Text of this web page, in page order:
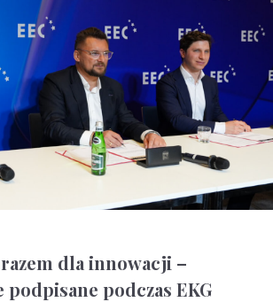
dla innowacji –
podczas EKG